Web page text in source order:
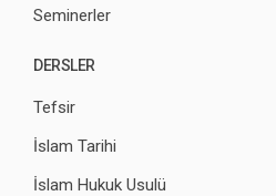
Seminerler
DERSLER
Tefsir
İslam Tarihi
İslam Hukuk Usulü